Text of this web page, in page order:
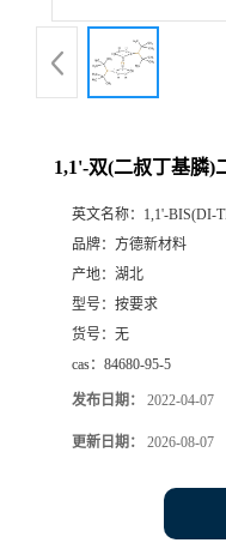
1,1'-双(二叔丁基膦)
英文名称： 1,1'-BIS(DI-
品牌： 方德新材料
产地： 湖北
型号： 按要求
货号： 无
cas： 84680-95-5
发布日期： 2022-04-07
更新日期： 2026-08-07